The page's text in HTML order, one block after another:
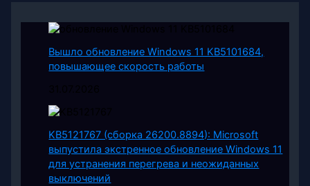
Вышло обновление Windows 11 KB5101684,
повышающее скорость работы
KB5121767 (сборка 26200.8894): Microsoft
выпустила экстренное обновление Windows 11
для устранения перегрева и неожиданных
выключений